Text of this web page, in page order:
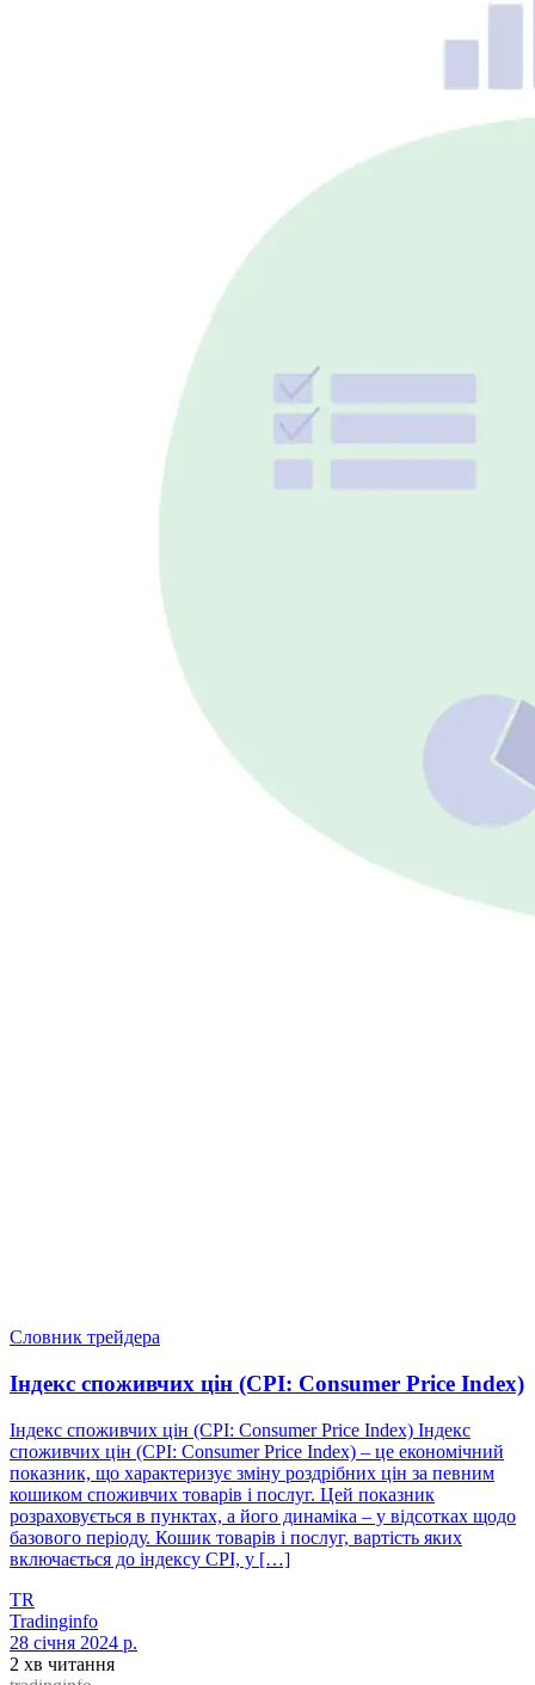
Словник трейдера
Індекс споживчих цін (CPI: Consumer Price Index)
Індекс споживчих цін (CPI: Consumer Price Index) Індекс
споживчих цін (CPI: Consumer Price Index) – це економічний
показник, що характеризує зміну роздрібних цін за певним
кошиком споживчих товарів і послуг. Цей показник
розраховується в пунктах, а його динаміка – у відсотках щодо
базового періоду. Кошик товарів і послуг, вартість яких
включається до індексу CPI, у […]
TR
Tradinginfo
28 січня 2024 р.
2 хв читання